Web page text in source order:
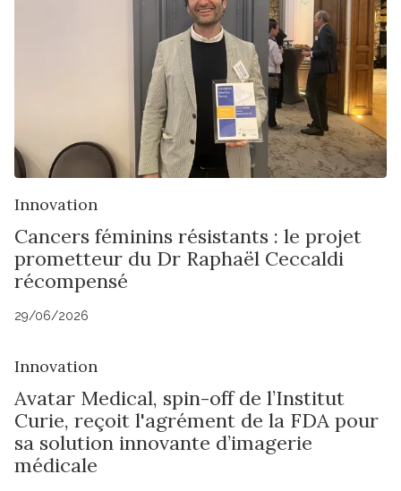
Innovation
Cancers féminins résistants : le projet
prometteur du Dr Raphaël Ceccaldi
récompensé
29/06/2026
Innovation
Avatar Medical, spin-off de l’Institut
Curie, reçoit l'agrément de la FDA pour
sa solution innovante d’imagerie
médicale